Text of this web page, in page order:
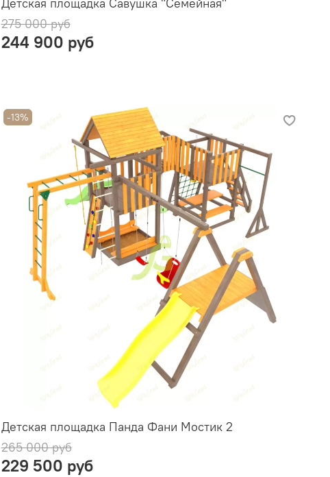
275 000 руб
244 900 руб
-13%
Детская площадка Панда Фани Мостик 2
265 000 руб
229 500 руб